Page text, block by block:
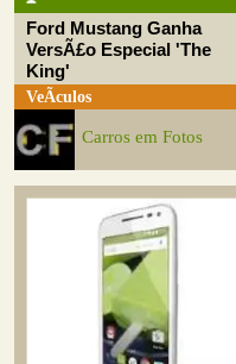
Ford Mustang Ganha
VersÃ£o Especial 'The
King'
VeÃ­culos
Carros em Fotos